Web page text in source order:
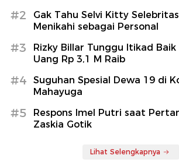
#2
Gak Tahu Selvi Kitty
Menikahi sebagai Personal
#3
Rizky Billar Tunggu Itikad Baik
Uang Rp 3,1 M Raib
#4
Suguhan Spesial Dewa 19 di
Mahayuga
#5
Respons Imel Putri saat
Zaskia Gotik
Lihat Selengkapnya